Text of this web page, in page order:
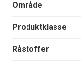
Område
Produktklasse
Råstoffer